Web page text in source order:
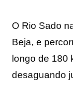
O Rio Sado
Beja, e
longo de 180
desaguando